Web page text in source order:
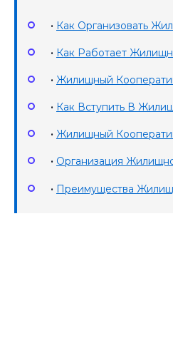
• Как Организовать
• Как Работает
• Жилищный
• Как Вступить В
• Жилищный
• Организация
• Преимущества